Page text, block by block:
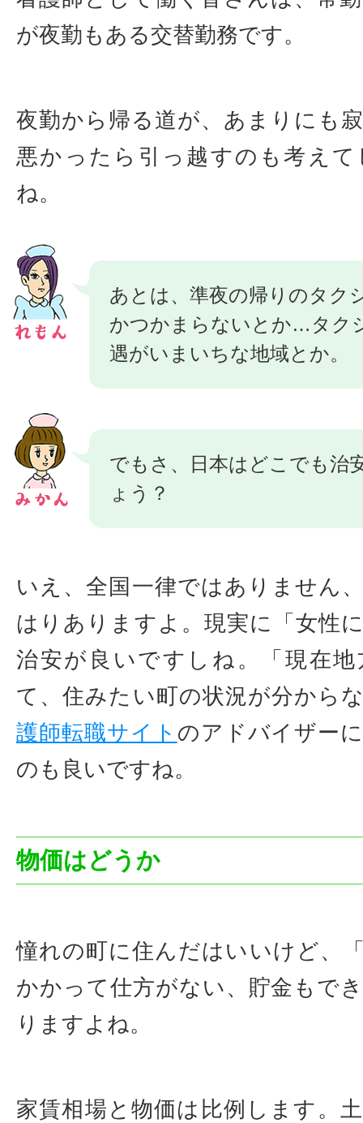
が夜勤もある交替勤務です。
夜勤から帰る道が、あまりにも
悪かったら引っ越すのも考え
ね。
あとは、準夜の帰りのタク
かつかまらないとか…タク
遇がいまいちな地域とか。
でもさ、日本はどこでも治
ょう？
いえ、全国一律ではありません
はりありますよ。現実に「女性
治安が良いですしね。「現在
て、住みたい町の状況が分から
護師転職サイト のアドバイザー
のも良いですね。
物価はどうか
憧れの町に住んだはいいけど、
かかって仕方がない、貯金もで
りますよね。
家賃相場と物価は比例します。